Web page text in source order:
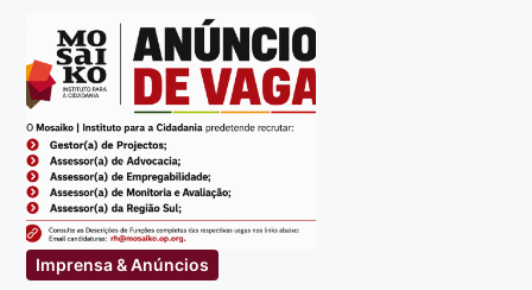
Imprensa & Anúncios